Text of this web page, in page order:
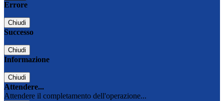
Errore
Chiudi
Successo
Chiudi
Informazione
Chiudi
Attendere...
Attendere il completamento dell'operazione...